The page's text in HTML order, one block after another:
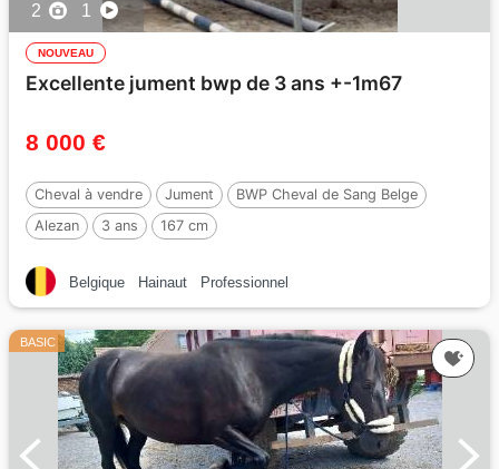
2 1
NOUVEAU
Excellente jument bwp de 3 ans +-1m67
8 000 €
Cheval à vendre Jument
BWP Cheval de Sang Belge
Alezan
3 ans 167 cm
Belgique Hainaut Professionnel
BASIC